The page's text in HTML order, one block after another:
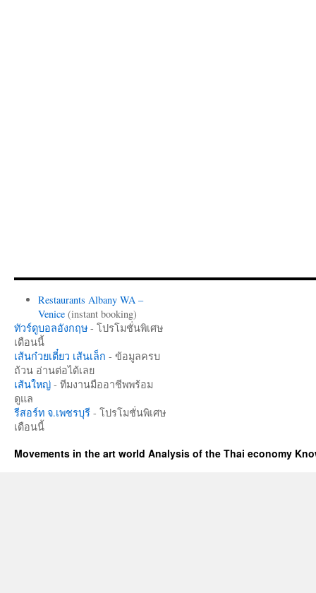
Restaurants Albany WA –
Venice(instant booking)
ทัวร์ดูบอลอังกฤษ - โปรโมชั่นพิเศษ
เดือนนี้
เส้นก๋วยเตี๋ยว เส้นเล็ก - ข้อมูลครบ
ถ้วน อ่านต่อได้เลย
เส้นใหญ่ - ทีมงานมืออาชีพพร้อม
ดูแล
รีสอร์ท จ.เพชรบุรี - โปรโมชั่นพิเศษ
เดือนนี้
Movements in the art world Analysis of the Thai economy